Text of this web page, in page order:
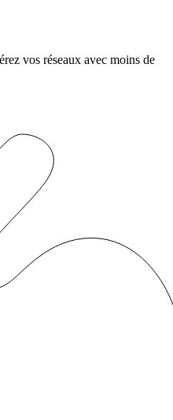
vos réseaux avec moins de